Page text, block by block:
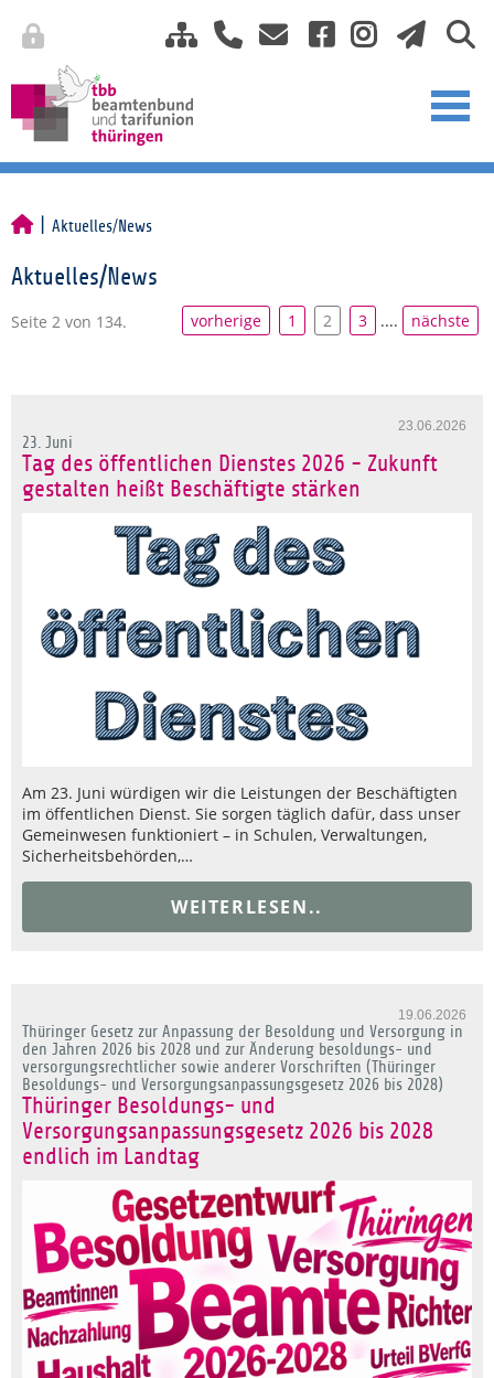
Aktuelles/News
Aktuelles/News
Seite 2 von 134. vorherige 1 2 3 .... nächste
23.06.2026
23. Juni
Tag des öffentlichen Dienstes 2026 - Zukunft
gestalten heißt Beschäftigte stärken
Am 23. Juni würdigen wir die Leistungen der Beschäftigten
im öffentlichen Dienst. Sie sorgen täglich dafür, dass unser
Gemeinwesen funktioniert – in Schulen, Verwaltungen,
Sicherheitsbehörden,…
WEITERLESEN..
19.06.2026
Thüringer Gesetz zur Anpassung der Besoldung und Versorgung in
den Jahren 2026 bis 2028 und zur Änderung besoldungs- und
versorgungsrechtlicher sowie anderer Vorschriften (Thüringer
Besoldungs- und Versorgungsanpassungsgesetz 2026 bis 2028)
Thüringer Besoldungs- und
Versorgungsanpassungsgesetz 2026 bis 2028
endlich im Landtag